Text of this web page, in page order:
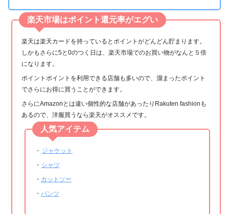
楽天市場はポイント還元率がエグい
楽天は楽天カードを持っているとポイントがどんどん貯まります。
しかもさらに5と0のつく日は、楽天市場でのお買い物がなんと５倍
になります。
ポイントポイントを利用できる店舗も多いので、溜まったポイント
でさらにお得に買うことができます。
さらにAmazonとは違い個性的な店舗があったりRakuten fashionも
あるので、洋服買うなら楽天がオススメです。
人気アイテム
・ ジャケット
・ シャツ
・ カットソー
・ パンツ